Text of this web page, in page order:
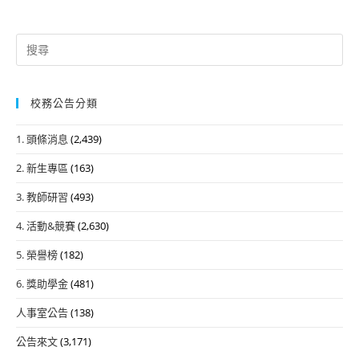
Search
for:
校務公告分類
1. 頭條消息 (2,439)
2. 新生專區 (163)
3. 教師研習 (493)
4. 活動&競賽(2,630)
5. 榮譽榜(182)
6. 獎助學金(481)
人事室公告(138)
公告來文(3,171)